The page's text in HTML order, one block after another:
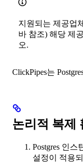
지원되는 제공업
바 참조) 해당 제
오.
ClickPipes는
논리적 복제
Postgres 인
설정이 적용